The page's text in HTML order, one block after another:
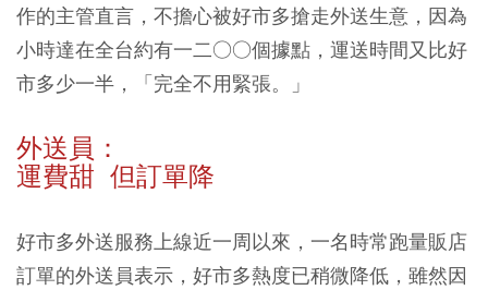
作的主管直言，不擔心被好市多搶走外送生意，因為
小時達在全台約有一二○○個據點，運送時間又比好
市多少一半，「完全不用緊張。」
外送員：
運費甜 但訂單降
好市多外送服務上線近一周以來，一名時常跑量販店
訂單的外送員表示，好市多熱度已稍微降低，雖然因